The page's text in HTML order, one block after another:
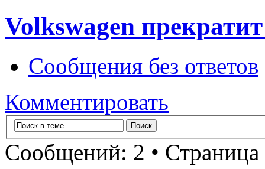
Volkswagen
Сообщения без ответов
Комментировать
Сообщений: 2 • Страница